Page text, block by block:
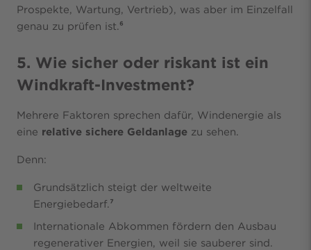
Prospekte, Wartung, Vertrieb), was aber im Einzelfall
genau zu prüfen ist.⁶
5. Wie sicher oder riskant ist ein
Windkraft-Investment?
Mehrere Faktoren sprechen dafür, Windenergie als
eine relative sichere Geldanlage zu sehen.
Denn:
Grundsätzlich steigt der weltweite
Energiebedarf.⁷
Internationale Abkommen fördern den Ausbau
regenerativer Energien, weil sie sauberer sind.